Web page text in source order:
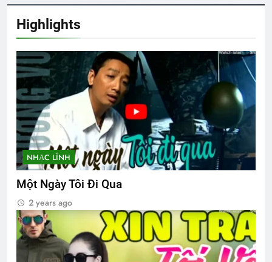
Tâm Sự Ngày Xuân
2 Years Ago
Truyện ngắn tuyển tập 1
3 Years Ago
(Robert Frost)
3 Years Ago
Highlights
NHẠC LÍNH
Một Ngày Tôi Đi Qua
2 years ago